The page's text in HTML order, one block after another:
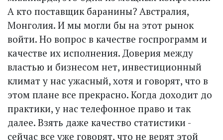
А кто поставщик баранины? Австралия,
Монголия. И мы могли бы на этот рынок
войти. Но вопрос в качестве госпрограмм и
качестве их исполнения. Доверия между
властью и бизнесом нет, инвестиционный
климат у нас ужасный, хотя и говорят, что в
этом плане все прекрасно. Когда доходит до
практики, у нас телефонное право и так
далее. Взять даже качество статистики -
сейчас все уже говорят, что не верят этой